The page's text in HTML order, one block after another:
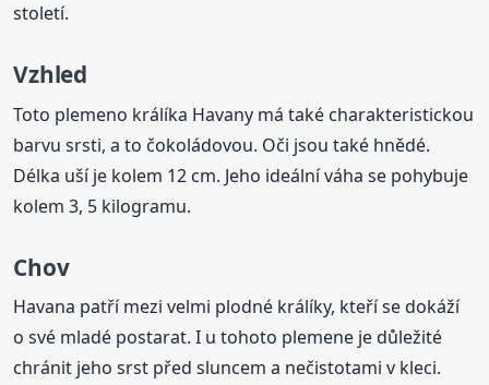
století.
Vzhled
Toto plemeno králíka Havany má také charakteristickou
barvu srsti, a to čokoládovou. Oči jsou také hnědé.
Délka uší je kolem 12 cm. Jeho ideální váha se pohybuje
kolem 3, 5 kilogramu.
Chov
Havana patří mezi velmi plodné králíky, kteří se dokáží
o své mladé postarat. I u tohoto plemene je důležité
chránit jeho srst před sluncem a nečistotami v kleci.